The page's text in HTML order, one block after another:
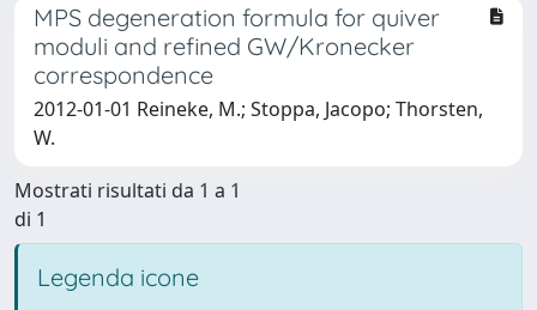
MPS degeneration formula for quiver
moduli and refined GW/Kronecker
correspondence
2012-01-01 Reineke, M.; Stoppa, Jacopo; Thorsten,
W.
Mostrati risultati da 1 a 1
di 1
Legenda icone